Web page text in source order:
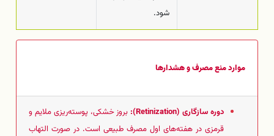
شود.
موارد منع مصرف و هشدارها
دوره سازگاری (Retinization):
بروز خشکی، پوسته‌ریزی ملایم و
قرمزی در هفته‌های اول مصرف طبیعی است. در صورت التهاب